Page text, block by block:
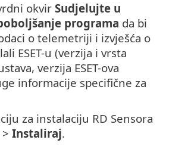
okvirSudjelujte u
programa da bi
o telemetriji i izvješća o
ESET-u (verzija i vrsta
verzija ESET-ova
informacije specifične za
za instalaciju RD Sensora
> Instaliraj.